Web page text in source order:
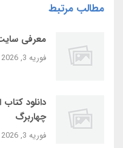
مطالب مرتبط
معرفی
فوریه 3, 2026
دانلود
چهاربرگ
فوریه 3, 2026